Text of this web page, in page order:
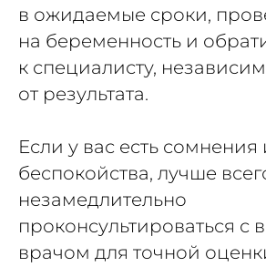
в ожидаемые сроки,
на беременность и
к специалисту,
от результата.
Если у вас есть сомнения
беспокойства, лучше
незамедлительно
проконсультироваться с
врачом для точной